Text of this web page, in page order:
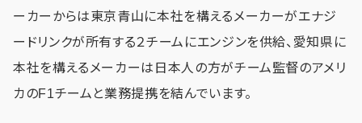
ーカーからは東京青山に本社を構えるメーカーがエナジ
ードリンクが所有する２チームにエンジンを供給、愛知県に
本社を構えるメーカーは日本人の方がチーム監督のアメリ
カのF1チームと業務提携を結んでいます。